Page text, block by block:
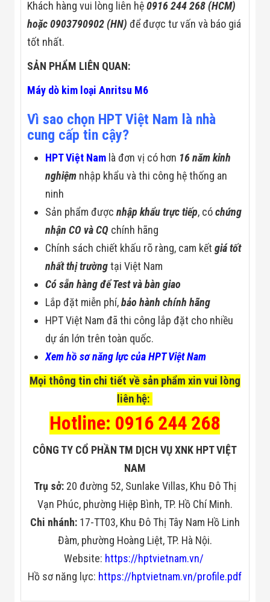
Khách hàng vui lòng liên hệ0916 244 268(HCM)
hoặc 0903790902 (HN) để được tư vấn và báo giá
tốt nhất.
SẢN PHẨM LIÊN QUAN:
Máy dò kim loại Anritsu M6
Vì sao chọn HPT Việt Nam là nhà
cung cấp tin cậy?
HPT Việt Nam là đơn vị có hơn 16 năm kinh
nghiệm nhập khẩu và thi công hệ thống an
ninh
Sản phẩm đượcnhập khẩu trực tiếp, cóchứng
nhận CO và CQ chính hãng
Chính sách chiết khấu rõ ràng, cam kếtgiá tốt
nhất thị trườngtại Việt Nam
Có sẵn hàng để Test và bàn giao
Lắp đặt miễn phí,bảo hành chính hãng
HPT Việt Nam đã thi công lắp đặt cho nhiều
dự án lớn trên toàn quốc.
Xem hồ sơ năng lực của HPT Việt Nam
Mọi thông tin chi tiết về sản phẩm xin vui lòng
liên hệ:
Hotline: 0916 244 268
CÔNG TY CỔ PHẦN TM DỊCH VỤ XNK HPT VIỆT
NAM
Trụ sở: 20 đường 52, Sunlake Villas, Khu Đô Thị
Vạn Phúc, phường Hiệp Bình, TP. Hồ Chí Minh.
Chi nhánh:17-TT03, Khu Đô Thị Tây Nam Hồ Linh
Đàm, phường Hoàng Liệt, TP. Hà Nội.
Website: https://hptvietnam.vn/
Hồ sơ năng lực: https://hptvietnam.vn/profile.pdf